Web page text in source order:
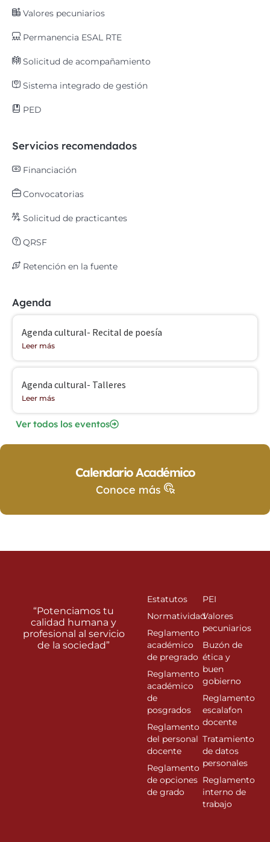
Valores pecuniarios
Permanencia ESAL RTE
Solicitud de acompañamiento
Sistema integrado de gestión
PED
Servicios recomendados
Financiación
Convocatorias
Solicitud de practicantes
QRSF
Retención en la fuente
Agenda
Agenda cultural- Recital de poesía
Leer más
Agenda cultural- Talleres
Leer más
Ver todos los eventos
Calendario Académico
Conoce más
“Potenciamos tu
calidad humana y
profesional al servicio
de la sociedad”
Estatutos
Normatividad
Reglamento
académico
de pregrado
Reglamento
académico
de
posgrados
Reglamento
del personal
docente
Reglamento
de opciones
de grado
PEI
Valores
pecuniarios
Buzón de
ética y
buen
gobierno
Reglamento
escalafon
docente
Tratamiento
de datos
personales
Reglamento
interno de
trabajo